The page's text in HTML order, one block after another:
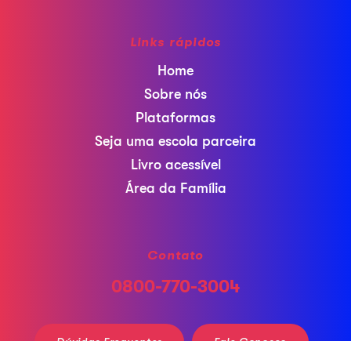
Links rápidos
Home
Sobre nós
Plataformas
Seja uma escola parceira
Livro acessível
Área da Família
Contato
0800-770-3004